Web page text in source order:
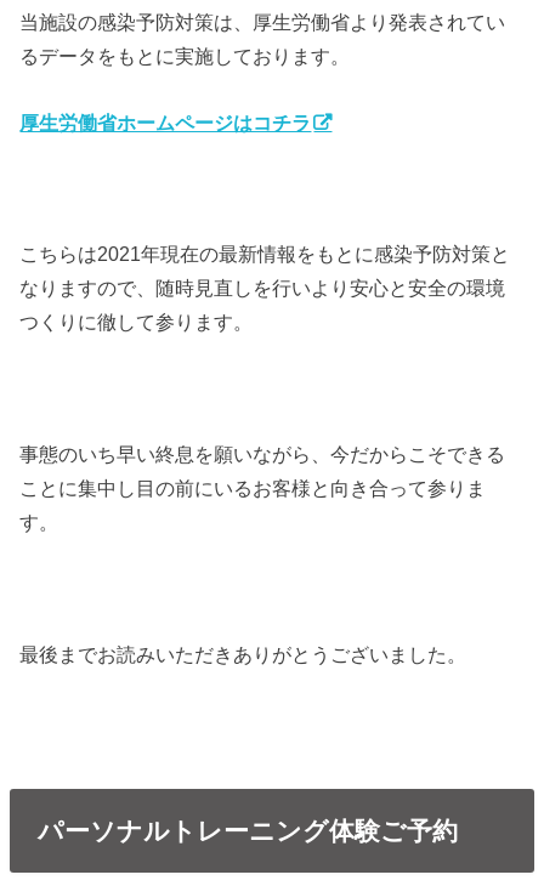
当施設の感染予防対策は、厚生労働省より発表されてい
るデータをもとに実施しております。
厚生労働省ホームページはコチラ
こちらは2021年現在の最新情報をもとに感染予防対策と
なりますので、随時見直しを行いより安心と安全の環境
つくりに徹して参ります。
事態のいち早い終息を願いながら、今だからこそできる
ことに集中し目の前にいるお客様と向き合って参りま
す。
最後までお読みいただきありがとうございました。
パーソナルトレーニング体験ご予約